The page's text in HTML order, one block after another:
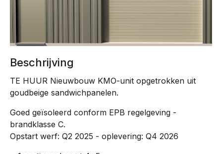
Beschrijving
TE HUUR Nieuwbouw KMO-unit opgetrokken uit
goudbeige sandwichpanelen.
Goed geïsoleerd conform EPB regelgeving -
brandklasse C.
Opstart werf: Q2 2025 - oplevering: Q4 2026